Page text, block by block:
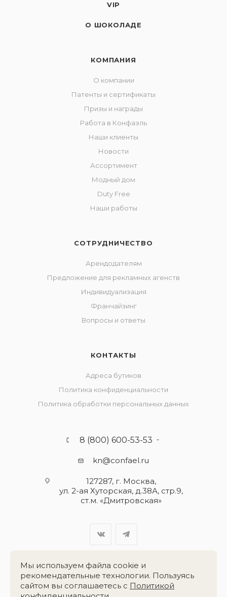
VIP
О ШОКОЛАДЕ
КОМПАНИЯ
О компании
Патенты и сертификаты
Призы и награды
Работа в Конфаэль
Наши клиенты
Новости
Ассортимент
Модный дом
Duty Free
Наши работы
СОТРУДНИЧЕСТВО
Арендодателям
Предложение для рекламных агенств
Индивидуализация
Франчайзинг
Вопросы и ответы
КОНТАКТЫ
Адреса бутиков
Политика конфиденциальности
Политика обработки персональных данных
8 (800) 600-53-53
kn@confael.ru
127287, г. Москва,
ул. 2-ая Хуторская, д.38А, стр.9,
ст.м. «Дмитровская»
Разработка сайта:
Мы используем файла cookie и
рекомендательные технологии. Пользуясь
сайтом вы соглашаетесь с Политикой